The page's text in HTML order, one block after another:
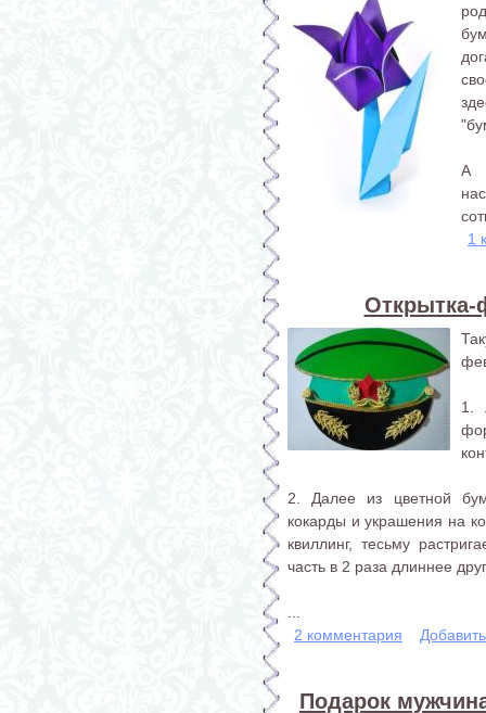
А
1
Открытка-
1.
2. Далее из цветной
кокарды и украшения на
квиллинг, тесьму
часть в 2 раза длиннее
2 комментария
Подарок